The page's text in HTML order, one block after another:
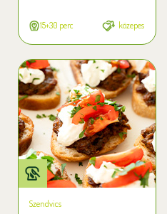
15+30 perc közepes
Szendvics